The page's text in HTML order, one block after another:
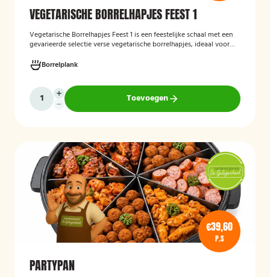
VEGETARISCHE BORRELHAPJES FEEST 1
Vegetarische Borrelhapjes Feest 1 is een feestelijke schaal met een
gevarieerde selectie verse vegetarische borrelhapjes, ideaal voor
vers bereid en verzorgd gepresenteerd, zodat gasten kunnen
genieten van een smaakvolle en volledig vegetarische
borrelervaring.
Borrelplank
Toevoegen
€39,60
P.S
PARTYPAN